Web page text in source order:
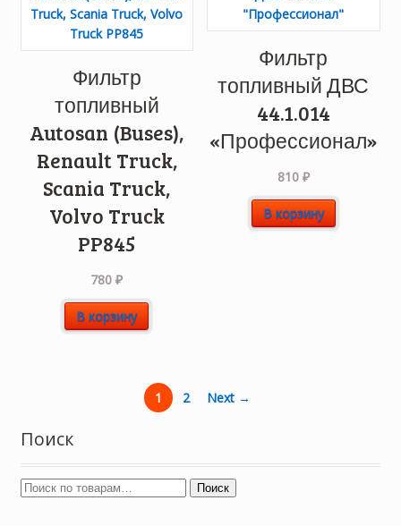
Фильтр
топливный
Autosan (Buses),
Renault Truck,
Scania Truck,
Volvo Truck
PP845
780₽
В корзину
Фильтр
топливный ДВС
44.1.014
«Профессионал»
810 ₽
В корзину
1 2 Next →
Поиск
Поиск